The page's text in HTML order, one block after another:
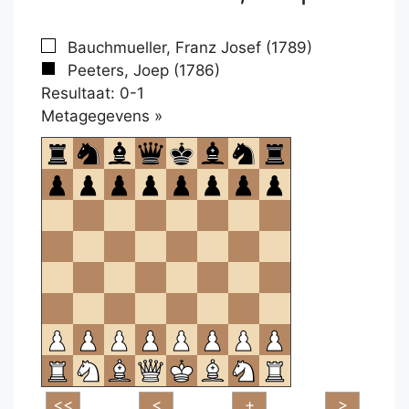
Bauchmueller, Franz Josef (1789)
Peeters, Joep (1786)
Resultaat: 0-1
Metagegevens »
om
te
openen.